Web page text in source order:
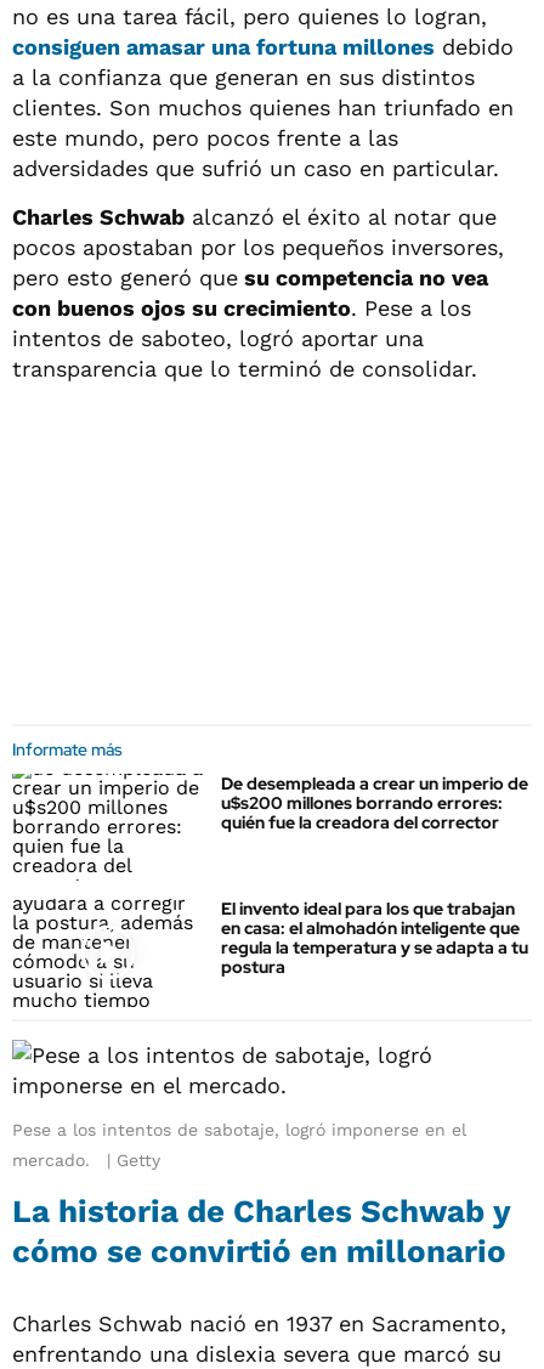
no es una tarea fácil, pero quienes lo logran,
consiguen amasar una fortuna millones debido
a la confianza que generan en sus distintos
clientes. Son muchos quienes han triunfado en
este mundo, pero pocos frente a las
adversidades que sufrió un caso en particular.
Charles Schwab alcanzó el éxito al notar que
pocos apostaban por los pequeños inversores,
pero esto generó que su competencia no vea
con buenos ojos su crecimiento. Pese a los
intentos de saboteo, logró aportar una
transparencia que lo terminó de consolidar.
Informate más
De desempleada a crear un imperio de
u$s200 millones borrando errores:
quién fue la creadora del corrector
El invento ideal para los que trabajan
en casa: el almohadón inteligente que
regula la temperatura y se adapta a tu
postura
Pese a los intentos de sabotaje, logró imponerse en el
mercado.
Getty
La historia de Charles Schwab y
cómo se convirtió en millonario
Charles Schwab nació en 1937 en Sacramento,
enfrentando una dislexia severa que marcó su